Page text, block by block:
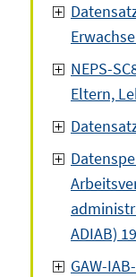
NEPS-
Eltern,
ADIAB)
GAW-